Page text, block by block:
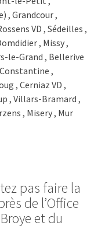
, Grandcour ,
VD , Sédeilles ,
, Missy ,
le-Grand , Bellerive
,
, Cerniaz VD ,
, Villars-Bramard ,
, Misery , Mur
pas faire la
de l’Office
et du